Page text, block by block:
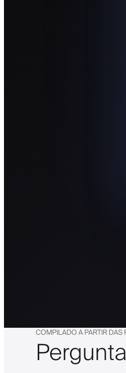
COMPILADO A PARTIR